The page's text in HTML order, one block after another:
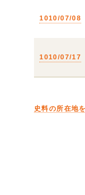
1010/07/08
1010/07/17
史料の所在地